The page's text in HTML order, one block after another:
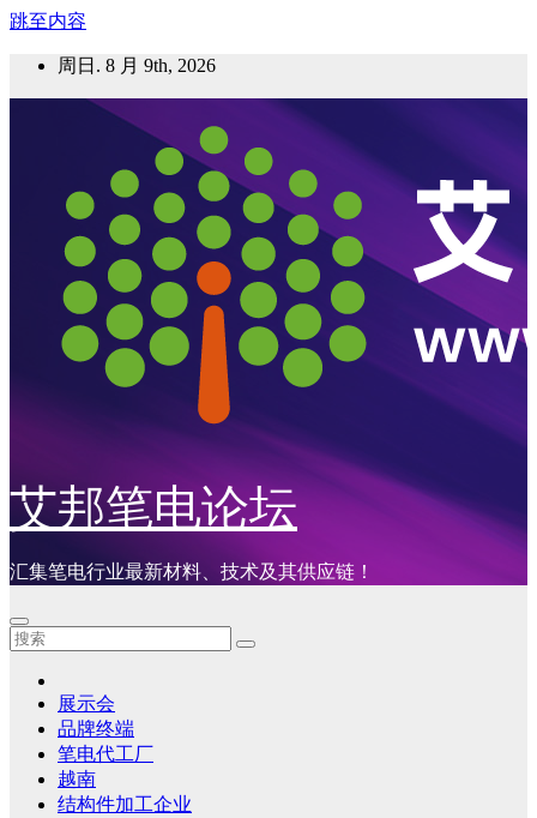
跳至内容
周日. 8 月 9th, 2026
艾邦笔电论坛
汇集笔电行业最新材料、技术及其供应链！
展示会
品牌终端
笔电代工厂
越南
结构件加工企业